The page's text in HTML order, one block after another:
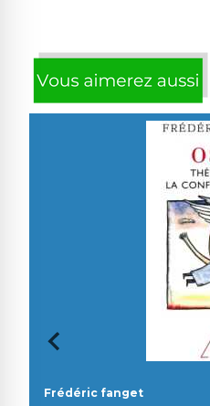
Frédéric fanget